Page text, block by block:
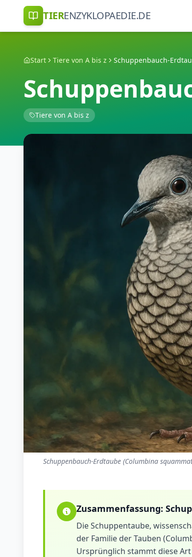
TIERENZYKLOPAEDIE.DE
Start Tiere von A bis z
Tiere von A bis z
Schuppenbauch-Erdtaube (Columbina
Zusammenfassung:
Die Schuppentaube,
der Familie der Tauben
Ursprünglich stammt diese